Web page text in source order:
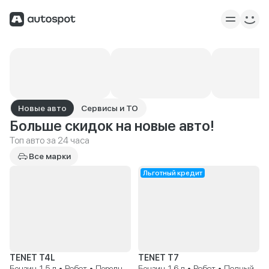
Новые авто Сервисы и ТО
Больше скидок на новые авто!
Топ авто за 24 часа
Все марки
TENET T4L
Льготный кредит
TENET T7